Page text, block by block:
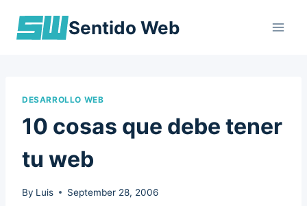
Sentido Web
DESARROLLO WEB
10 cosas que debe tener
tu web
By Luis September 28, 2006